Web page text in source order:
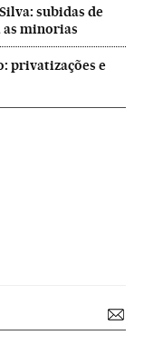
subidas de
as minorias
privatizações e